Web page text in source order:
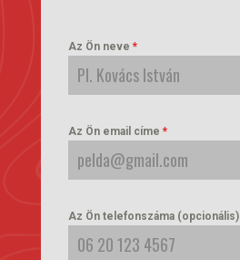
Az Ön neve *
Az Ön email címe *
Az Ön telefonszáma (opcionális)